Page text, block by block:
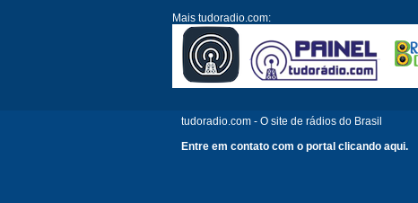
Mais tudoradio.com:
tudoradio.com - O site de rádios do Brasil
Entre em contato com o portal clicando aqui.